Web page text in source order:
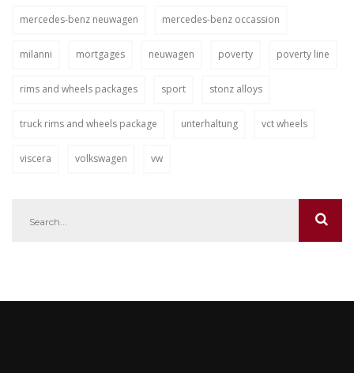
mercedes-benz neuwagen mercedes-benz occassion
milanni mortgages neuwagen poverty poverty line
rims and wheels packages sport stonz alloys
truck rims and wheels package unterhaltung vct wheels
viscera volkswagen vw